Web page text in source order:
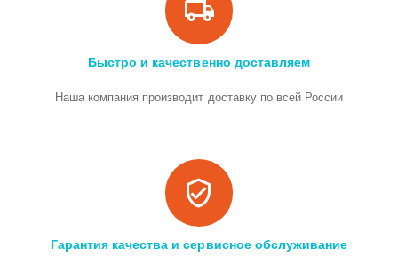
Быстро и качественно доставляем
Наша компания производит доставку по всей России
Гарантия качества и сервисное обслуживание